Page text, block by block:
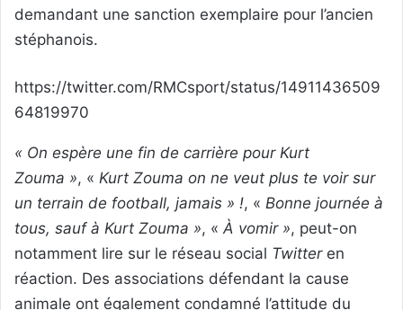
demandant une sanction exemplaire pour l’ancien
stéphanois.
https://twitter.com/RMCsport/status/14911436509
64819970
« On espère une fin de carrière pour Kurt
Zouma », « Kurt Zouma on ne veut plus te voir sur
un terrain de football, jamais » !, « Bonne journée à
tous, sauf à Kurt Zouma », «À vomir », peut-on
notamment lire sur le réseau social Twitteren
réaction. Des associations défendant la cause
animale ont également condamné l’attitude du